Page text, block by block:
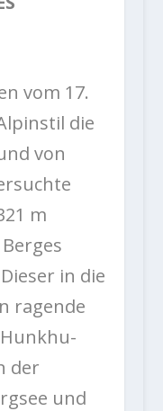
vom 17.
die
von
m
in die
ragende
der
und